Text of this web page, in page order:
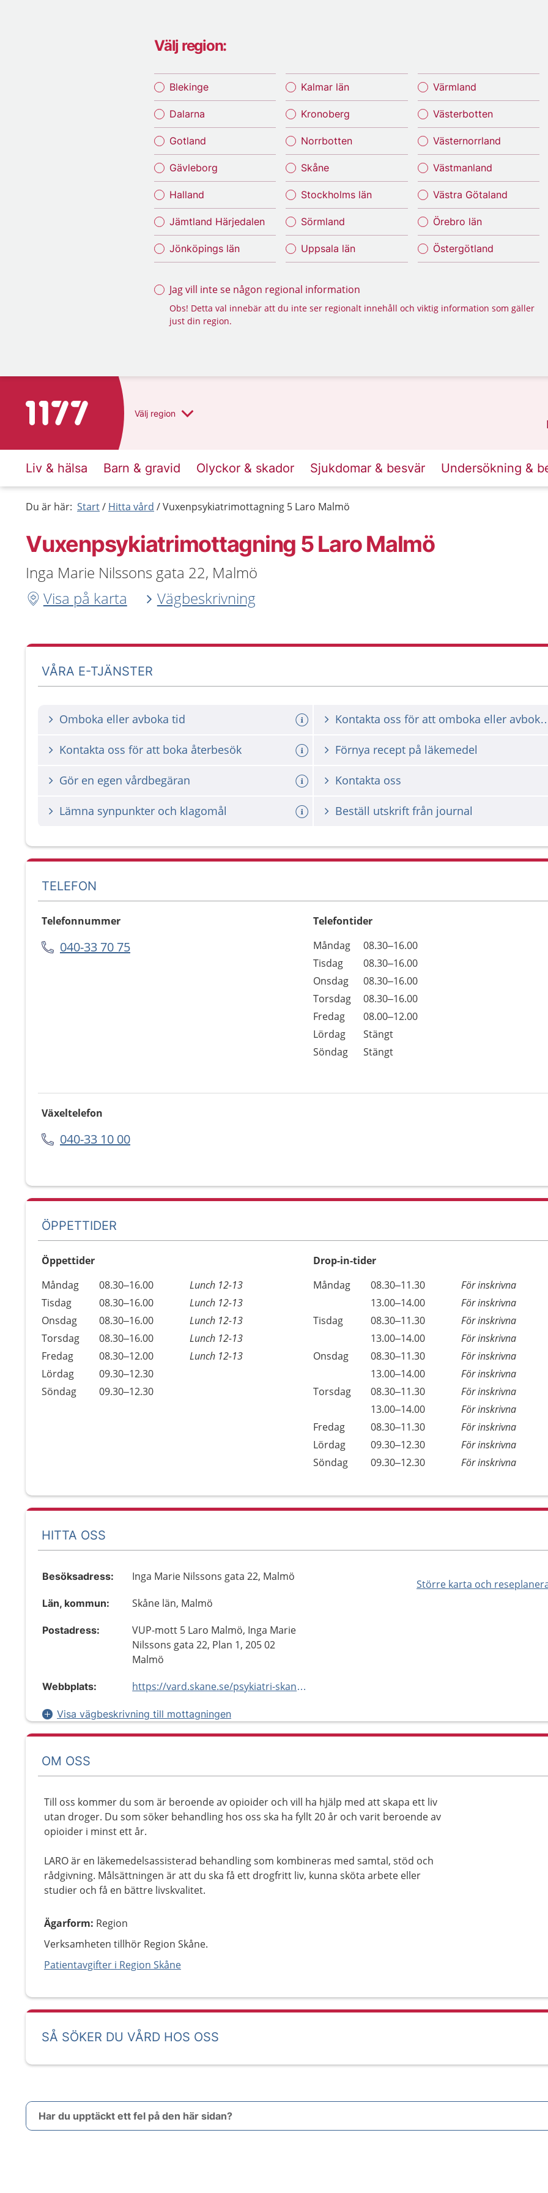
Välj region:
Blekinge
Dalarna
Gotland
Gävleborg
Halland
Jämtland Härjedalen
Jönköpings län
Kalmar län
Kronoberg
Norrbotten
Skåne
Stockholms län
Sörmland
Uppsala län
Värmland
Västerbotten
Västernorrland
Västmanland
Västra Götaland
Örebro län
Östergötland
Jag vill inte se någon regional information
Obs! Detta val innebär att du inte ser regionalt innehåll och viktig information som gäller
just din region.
Till startsidan för 1177 Välj region
Liv & hälsa Barn & gravid Olyckor & skador Sjukdomar & besvär Undersökning &
Du är här: Start Hitta vård Vuxenpsykiatrimottagning 5 Laro Malmö
Vuxenpsykiatrimottagning 5 Laro Malmö
Inga Marie Nilssons gata 22, Malmö
Visa på karta
Vägbeskrivning
VÅRA E-TJÄNSTER
Omboka eller avboka tid Kontakta oss för
Kontakta oss för att boka återbesök Förnya recept på läkemedel
Gör en egen vårdbegäran Kontakta oss
Lämna synpunkter och klagomål Beställ utskrift från journal
TELEFON
Telefonnummer
040-33 70 75
Telefontider
Dag
Öppettider
Kommentarer
Måndag
08.30–16.00
Tisdag
08.30–16.00
Onsdag
08.30–16.00
Torsdag
08.30–16.00
Fredag
08.00–12.00
Lördag
Stängt
Söndag
Stängt
Växeltelefon
040-33 10 00
ÖPPETTIDER
Öppettider
Dag
Öppettider
Kommentarer
Måndag 08.30–16.00
Lunch 12-13
Tisdag
08.30–16.00
Lunch 12-13
Onsdag
08.30–16.00
Lunch 12-13
Torsdag
08.30–16.00
Lunch 12-13
Fredag
08.30–12.00
Lunch 12-13
Lördag
09.30–12.30
Söndag
09.30–12.30
Drop-in-tider
Måndag
08.30–11.30
För inskrivna
13.00–14.00
För inskrivna
Tisdag
08.30–11.30
För inskrivna
13.00–14.00
För inskrivna
Onsdag
08.30–11.30
För inskrivna
13.00–14.00
För inskrivna
Torsdag
08.30–11.30
För inskrivna
13.00–14.00
För inskrivna
Fredag
08.30–11.30
För inskrivna
Lördag
09.30–12.30
För inskrivna
Söndag
09.30–12.30 För inskrivna
HITTA OSS
Större karta och
Besöksadress: Inga Marie Nilssons gata 22, Malmö
Län, kommun: Skåne län, Malmö
Postadress:
VUP-mott 5 Laro Malmö, Inga Marie
Nilssons gata 22, Plan 1, 205 02
Malmö
Webbplats: https://vard.skane.se/psykiatri-skane/mottagningar-och-avdelningar/vuxenpsykiatrimottagning-5-laro-malmo/
Visa vägbeskrivning till mottagningen
OM OSS
Till oss kommer du som är beroende av opioider och vill ha hjälp med att skapa ett liv
utan droger. Du som söker behandling hos oss ska ha fyllt 20 år och varit beroende av
opioider i minst ett år.
LARO är en läkemedelsassisterad behandling som kombineras med samtal, stöd och
rådgivning. Målsättningen är att du ska få ett drogfritt liv, kunna sköta arbete eller
studier och få en bättre livskvalitet.
Ägarform: Region
Verksamheten tillhör Region Skåne.
Patientavgifter i Region Skåne
SÅ SÖKER DU VÅRD HOS OSS
Har du upptäckt ett fel på den här sidan?